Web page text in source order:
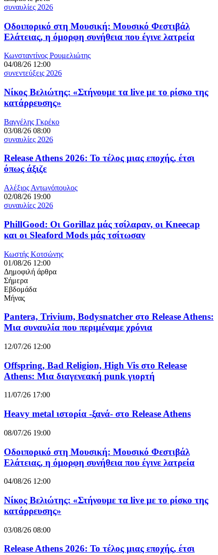
συναυλίες 2026
Οδοιπορικό στη Μουσική: Μουσικό Φεστιβάλ
Ελάτειας, η όμορφη συνήθεια που έγινε λατρεία
Κωνσταντίνος Ρουμελιώτης
04/08/26 12:00
συνεντεύξεις 2026
Νίκος Βελιώτης: «Στήνουμε τα live με το ρίσκο της
κατάρρευσης»
Βαγγέλης Γκρέκο
03/08/26 08:00
συναυλίες 2026
Release Athens 2026: Το τέλος μιας εποχής, έτσι
όπως άξιζε
Αλέξιος Αντωνόπουλος
02/08/26 19:00
συναυλίες 2026
PhillGood: Οι Gorillaz μάς τσίλαραν, οι Kneecap
και οι Sleaford Mods μάς τσίτωσαν
Κωστής Κοτσώνης
01/08/26 12:00
Δημοφιλή άρθρα
Σήμερα
Εβδομάδα
Μήνας
Pantera, Trivium, Bodysnatcher στο Release Athens:
Μια συναυλία που περιμέναμε χρόνια
12/07/26 12:00
Offspring, Bad Religion, High Vis στο Release
Athens: Μια διαγενεακή punk γιορτή
11/07/26 17:00
Heavy metal ιστορία -ξανά- στο Release Athens
08/07/26 19:00
Οδοιπορικό στη Μουσική: Μουσικό Φεστιβάλ
Ελάτειας, η όμορφη συνήθεια που έγινε λατρεία
04/08/26 12:00
Νίκος Βελιώτης: «Στήνουμε τα live με το ρίσκο της
κατάρρευσης»
03/08/26 08:00
Release Athens 2026: Το τέλος μιας εποχής, έτσι